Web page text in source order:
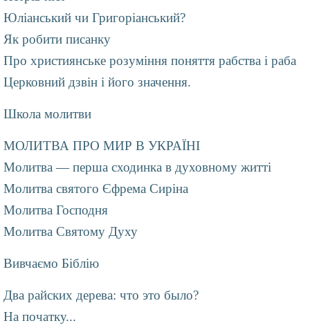
Юліанський чи Григоріанський?
Як робити писанку
Про християнське розуміння поняття рабства і раба
Церковний дзвін і його значення.
Школа молитви
МОЛИТВА ПРО МИР В УКРАЇНІ
Молитва — перша сходинка в духовному житті
Молитва святого Єфрема Сиріна
Молитва Господня
Молитва Святому Духу
Вивчаємо Біблію
Два райских дерева: что это было?
На початку...